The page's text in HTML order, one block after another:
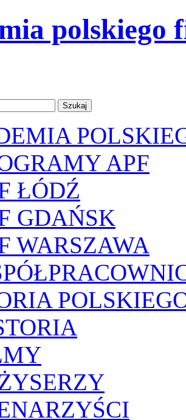
polskiego
APF
ŁÓDŹ
GDAŃSK
WARSZAWA